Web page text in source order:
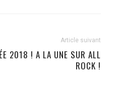
Article suivant
2018 ! A LA UNE SUR ALL
ROCK !